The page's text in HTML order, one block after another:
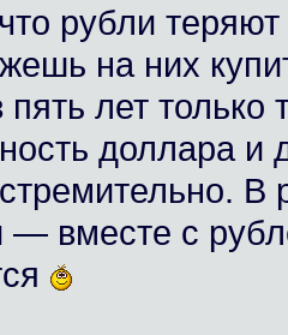
рубли теряют
на них
лет только
доллара и
В
— вместе с